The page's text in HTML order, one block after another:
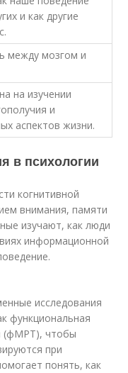
и как другие
между мозгом и
на изучении
и
аспектов жизни.
в психологии
когнитивной
внимания, памяти
изучают, как люди
информационной
исследования
функциональная
(фМРТ), чтобы
при
понять, как